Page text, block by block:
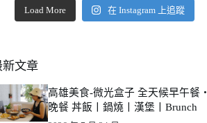
Load More 在 Instagram 上追蹤
新文章
高雄美食-微光盒子 全天候早午餐・
晚餐 丼飯丨鍋燒丨漢堡丨Brunch